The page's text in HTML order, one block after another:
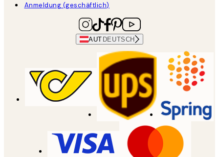
Anmeldung (geschäftlich)
AUT DEUTSCH